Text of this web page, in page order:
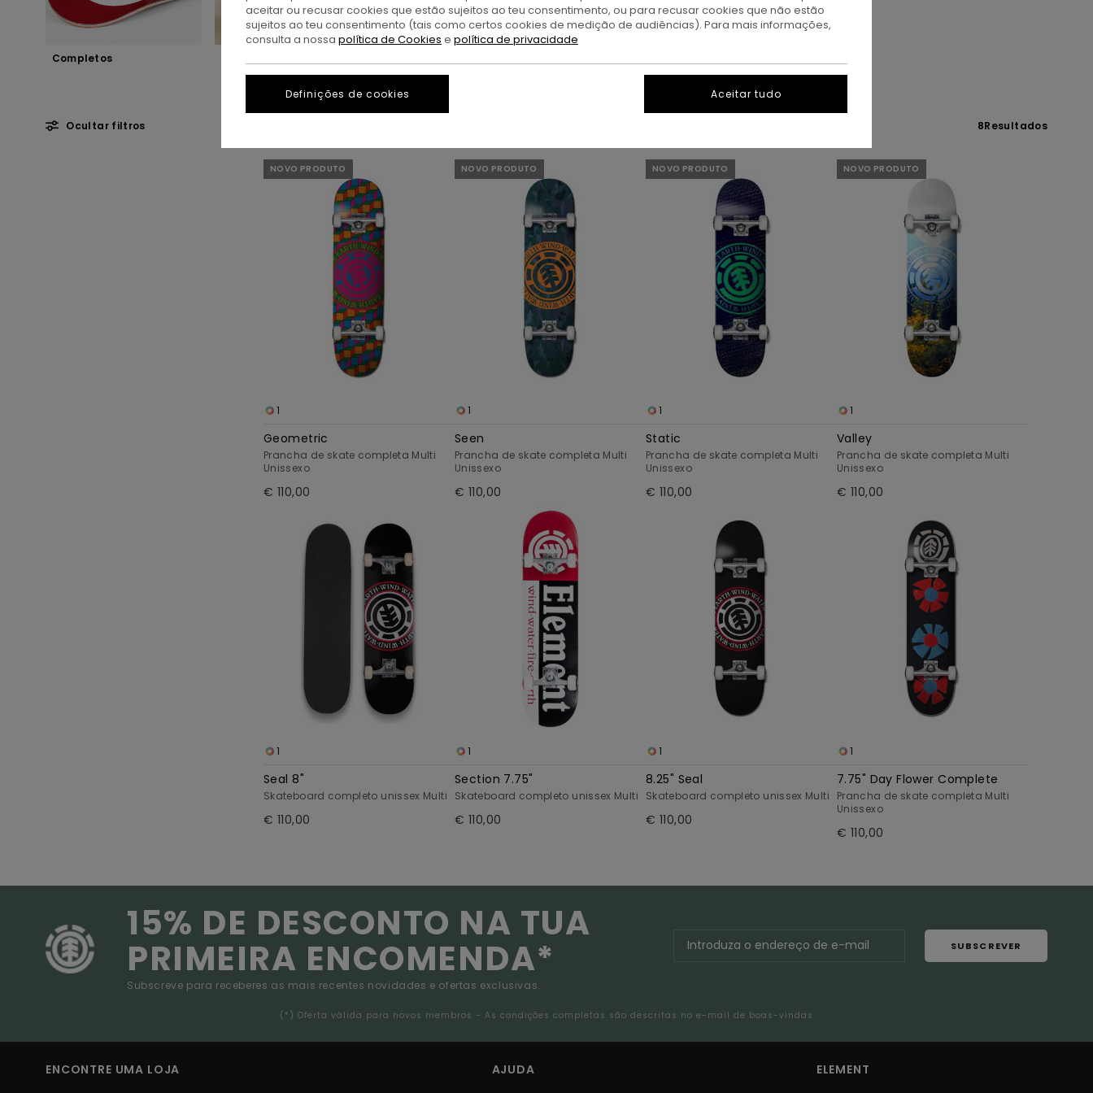
Completos
Ocultar filtros 8Resultados
Avançar
para
Avançar
para
NOVO PRODUTO
1
Geometric
Prancha de skate completa Multi
Unissexo
€ 110,00
NOVO PRODUTO
1
Seen
Prancha de skate completa Multi
Unissexo
€ 110,00
NOVO PRODUTO
1
Static
Prancha de skate completa Multi
Unissexo
€ 110,00
NOVO PRODUTO
1
Valley
Prancha de skate completa Multi
Unissexo
€ 110,00
1
Seal 8"
Skateboard completo unissex Multi
€ 110,00
1
Section 7.75"
Skateboard completo unissex Multi
€ 110,00
1
8.25" Seal
Skateboard completo unissex Multi
€ 110,00
1
7.75" Day Flower Complete
Prancha de skate completa Multi
Unissexo
€ 110,00
15% DE DESCONTO NA TUA
PRIMEIRA ENCOMENDA*
Subscreve para receberes as mais recentes novidades e ofertas exclusivas.
SUBSCREVER
(*) Oferta válida para novos membros - As condições completas são descritas no e-mail de boas-vindas
ENCONTRE UMA LOJA AJUDA ELEMENT
aceitar ou recusar cookies que estão sujeitos ao teu consentimento, ou para recusar cookies que não estão
sujeitos ao teu consentimento (tais como certos cookies de medição de audiências). Para mais informações,
consulta a nossa política de Cookies e política de privacidade
Definições de cookies Aceitar tudo